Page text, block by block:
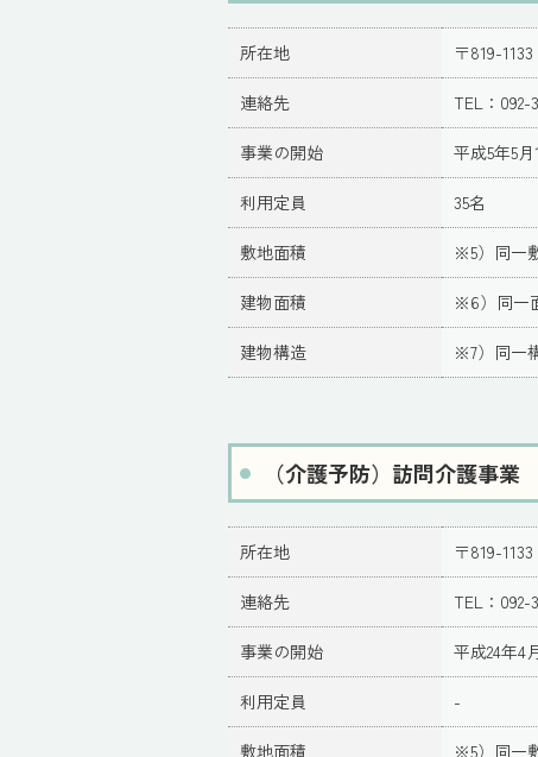
所在地 〒819-
連絡先 TEL：092-
事業の開始 平成5年5月
利用定員 35名
敷地面積 ※5）同一
建物面積 ※6）同一
建物構造 ※7）同一
（介護予防）訪問介護事
所在地 〒819-
連絡先 TEL：092-
事業の開始 平成24年4
利用定員 -
敷地面積 ※5）同一